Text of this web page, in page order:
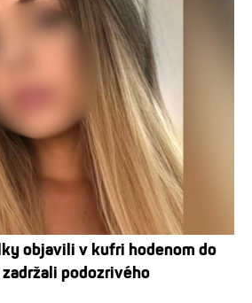
objavili v kufri hodenom do
podozrivého